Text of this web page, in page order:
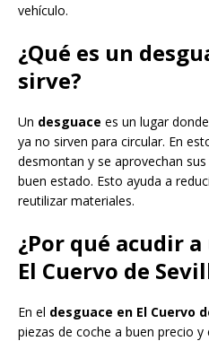
vehículo.
¿Qué es un
sirve?
Un desguace es un lugar
ya no sirven para circular. En
desmontan y se aprovechan
buen estado. Esto ayuda a
reutilizar materiales.
¿Por qué acudir
El Cuervo de
En el desguace en El Cuervo
piezas de coche a buen precio